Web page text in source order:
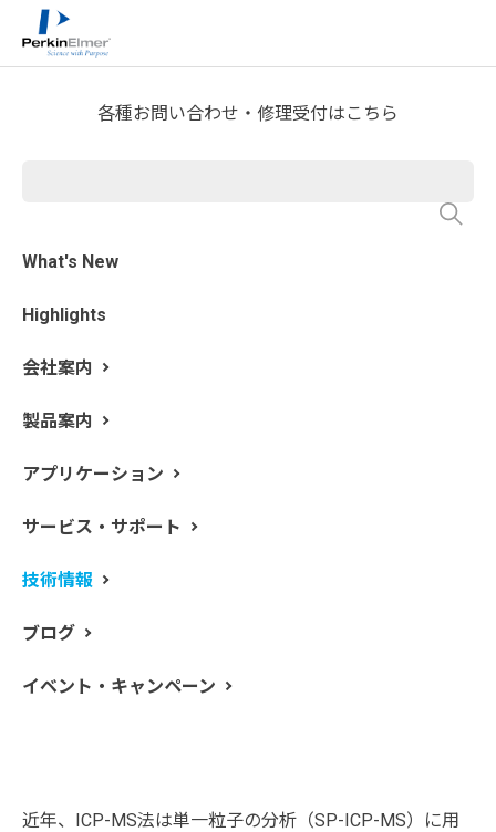
各種お問い合わせ・修理受付はこちら
What's New
Highlights
会社案内
製品案内
アプリケーション
サービス・サポート
技術情報
ブログ
イベント・キャンペーン
ホーム
SP-ICP-MSによるダイエット
サイズで大きな比表面積を有するため、バルク材料とは
多数の一般消費財に対して様々な用途で使用されていま
最も多く使用されています。
近年、ICP-MS法は単一粒子の分析（SP-ICP-MS）に用